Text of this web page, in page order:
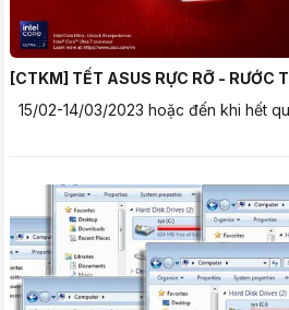
[CTKM] TẾT ASUS RỰC RỠ - RƯỚC
15/02-14/03/2023 hoặc đến khi hết